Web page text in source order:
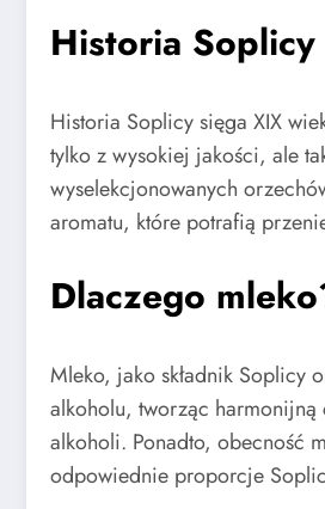
Historia Soplicy
Historia Soplicy sięga XIX
tylko z wysokiej jakości, ale
wyselekcjonowanych
aromatu, które potrafią
Dlaczego
Mleko, jako składnik Soplicy
alkoholu, tworząc harmonijną
alkoholi. Ponadto, obecność
odpowiednie proporcje